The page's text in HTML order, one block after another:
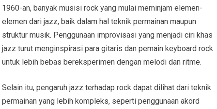
1960-an, banyak musisi rock yang mulai meminjam elemen-
elemen dari jazz, baik dalam hal teknik permainan maupun
struktur musik. Penggunaan improvisasi yang menjadi ciri khas
jazz turut menginspirasi para gitaris dan pemain keyboard rock
untuk lebih bebas bereksperimen dengan melodi dan ritme.
Selain itu, pengaruh jazz terhadap rock dapat dilihat dari teknik
permainan yang lebih kompleks, seperti penggunaan akord